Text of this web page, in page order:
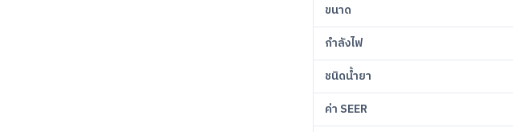
ขนาด
กำลังไฟ
ชนิดน้ำยา
ค่า SEER